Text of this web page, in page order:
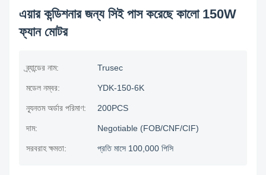
এয়ার কন্ডিশনার জন্য সিই পাস করেছে কালো 150W
ফ্যান মোটর
ব্র্যান্ডের নাম: Trusec
মডেল নম্বর: YDK-150-6K
ন্যূনতম অর্ডার পরিমাণ: 200PCS
দাম: Negotiable (FOB/CNF/CIF)
সরবরাহ ক্ষমতা: প্রতি মাসে 100,000 পিসি